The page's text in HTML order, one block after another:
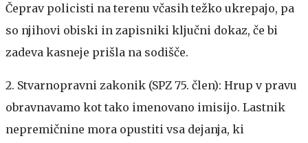
Čeprav policisti na terenu včasih težko ukrepajo, pa
so njihovi obiski in zapisniki ključni dokaz, če bi
zadeva kasneje prišla na sodišče.
2. Stvarnopravni zakonik (SPZ 75. člen): Hrup v pravu
obravnavamo kot tako imenovano imisijo. Lastnik
nepremičnine mora opustiti vsa dejanja, ki